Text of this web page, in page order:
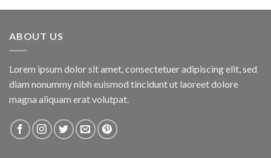
ABOUT US
Lorem ipsum dolor sit amet, consectetuer adipiscing elit, sed
diam nonummy nibh euismod tincidunt ut laoreet dolore
magna aliquam erat volutpat.